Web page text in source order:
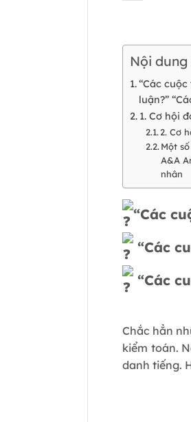
Nội dung
“Các
luận?”
1. Cơ hội
2. Cơ
Một
A&A
nhân
“Các
“Các
“Các
Chắc hẳn
kiểm toán.
danh tiếng.